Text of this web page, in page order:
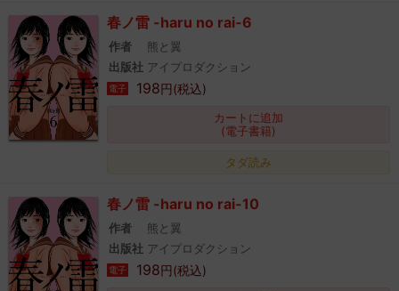
春ノ雷 -haru no rai-6
作者
熊と翼
出版社 アイプロダクション
電子 198円(税込)
カートに追加
(電子書籍)
タダ読み
春ノ雷 -haru no rai-10
作者
熊と翼
出版社 アイプロダクション
電子 198円(税込)